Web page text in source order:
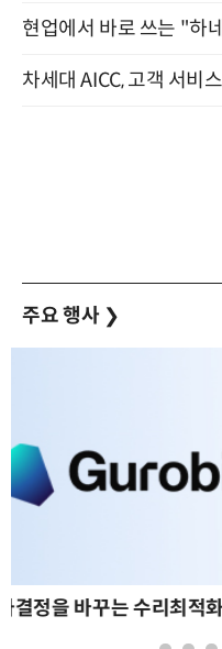
주요 행사 ❯
AI 핀옵스 실전 세미나: